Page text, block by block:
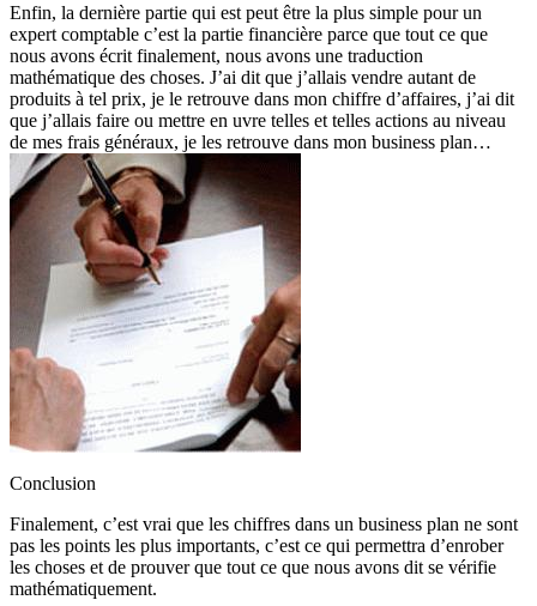
Enfin, la dernière partie qui est peut être la plus simple pour un
expert comptable c’est la partie financière parce que tout ce que
nous avons écrit finalement, nous avons une traduction
mathématique des choses. J’ai dit que j’allais vendre autant de
produits à tel prix, je le retrouve dans mon chiffre d’affaires, j’ai dit
que j’allais faire ou mettre en uvre telles et telles actions au niveau
de mes frais généraux, je les retrouve dans mon business plan…
Conclusion
Finalement, c’est vrai que les chiffres dans un business plan ne sont
pas les points les plus importants, c’est ce qui permettra d’enrober
les choses et de prouver que tout ce que nous avons dit se vérifie
mathématiquement.